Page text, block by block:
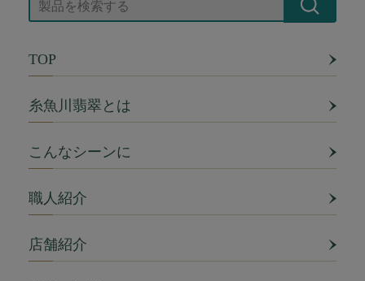
TOP
糸魚川翡翠とは
こんなシーンに
職人紹介
店舗紹介